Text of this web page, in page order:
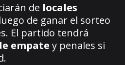
de locales
luego de ganar el sorteo
El partido tendrá
empate y penales si